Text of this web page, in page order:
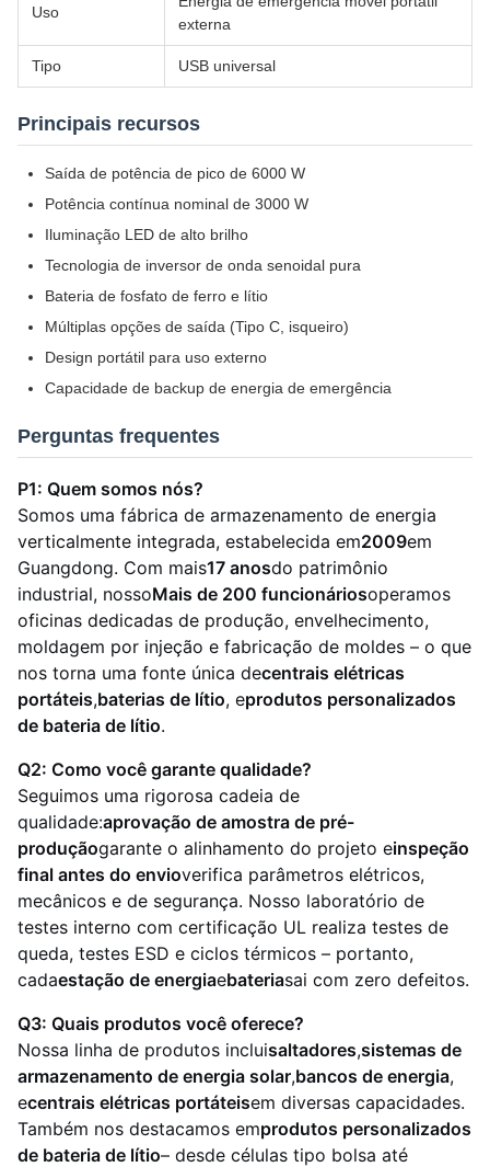
Uso
externa
Tipo USB universal
Principais recursos
Saída de potência de pico de 6000 W
Potência contínua nominal de 3000 W
Iluminação LED de alto brilho
Tecnologia de inversor de onda senoidal pura
Bateria de fosfato de ferro e lítio
Múltiplas opções de saída (Tipo C, isqueiro)
Design portátil para uso externo
Capacidade de backup de energia de emergência
Perguntas frequentes
P1: Quem somos nós?
Somos uma fábrica de armazenamento de energia
verticalmente integrada, estabelecida em2009em
Guangdong. Com mais17 anosdo patrimônio
industrial, nossoMais de 200 funcionáriosoperamos
oficinas dedicadas de produção, envelhecimento,
moldagem por injeção e fabricação de moldes – o que
nos torna uma fonte única decentrais elétricas
portáteis,baterias de lítio, eprodutos personalizados
de bateria de lítio.
Q2: Como você garante qualidade?
Seguimos uma rigorosa cadeia de
qualidade:aprovação de amostra de pré-
produçãogarante o alinhamento do projeto einspeção
final antes do envioverifica parâmetros elétricos,
mecânicos e de segurança. Nosso laboratório de
testes interno com certificação UL realiza testes de
queda, testes ESD e ciclos térmicos – portanto,
cadaestação de energiaebateriasai com zero defeitos.
Q3: Quais produtos você oferece?
Nossa linha de produtos incluisaltadores,sistemas de
armazenamento de energia solar,bancos de energia,
ecentrais elétricas portáteisem diversas capacidades.
Também nos destacamos emprodutos personalizados
de bateria de lítio– desde células tipo bolsa até